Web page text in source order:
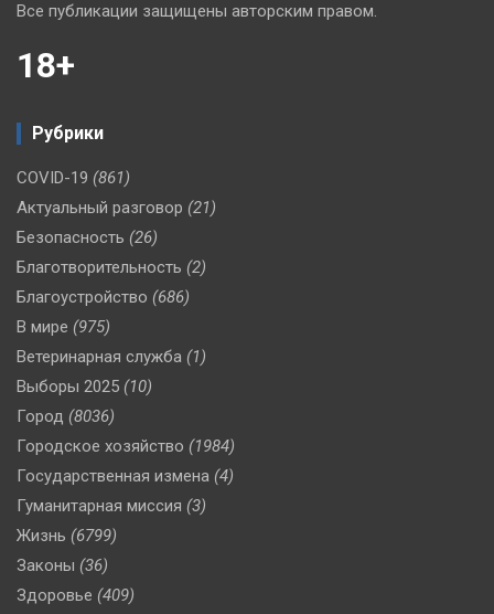
Все публикации защищены авторским правом.
18+
Рубрики
COVID-19 (861)
Актуальный разговор (21)
Безопасность (26)
Благотворительность (2)
Благоустройство (686)
В мире (975)
Ветеринарная служба (1)
Выборы 2025 (10)
Город (8036)
Городское хозяйство (1984)
Государственная измена (4)
Гуманитарная миссия (3)
Жизнь (6799)
Законы (36)
Здоровье (409)